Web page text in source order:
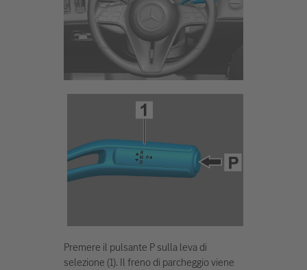
Premere il pulsante P sulla leva di
selezione (1). Il freno di parcheggio viene